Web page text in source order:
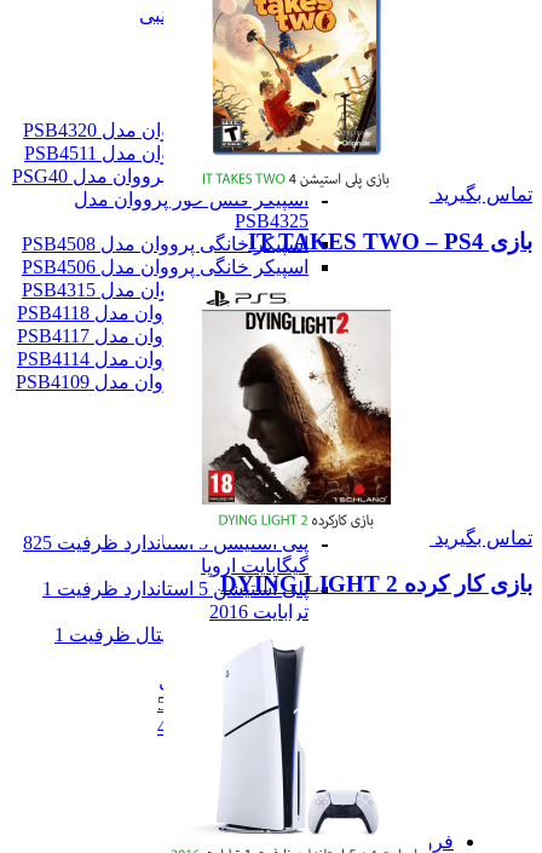
همه لوازم الکتریکی و جانبی
صوت و دیجیتال
صوت و دیجیتال
اسپیکر
اسپیکر
اسپیکر کوچک پرووان مدل PSB4320
اسپیکر کوچک پرووان مدل PSB4511
اسپیکر قابل حمل پرووان مدل PSG40
اسپیکر فلش خور پرووان مدل
PSB4325
اسپیکر خانگی پرووان مدل PSB4508
اسپیکر خانگی پرووان مدل PSB4506
اسپیکر خانگی پرووان مدل PSB4315
اسپیکر بلوتوثی پرووان مدل PSB4118
اسپیکر بلوتوثی پرووان مدل PSB4117
اسپیکر بلوتوثی پرووان مدل PSB4114
اسپیکر بلوتوثی پرووان مدل PSB4109
همه اسپیکر
هدست
هدست گیمینگ
هدفون و هندزفری
پلی استیشن
پلی استیشن
پلی استیشن 5 استاندارد ظرفیت 825
گیگابایت اروپا
پلی استیشن 5 استاندارد ظرفیت 1
ترابایت 2016
پلی استیشن 5 دیجیتال ظرفیت 1
ترابایت 2000
پلی استیشن پورتال
بازی پلی استیشن 5
بازی پلی استیشن 4
بازی کار کرده
همه پلی استیشن
همه صوت و دیجیتال
همه دسته ها
فروشگاه
تماس بگیرید
بازی IT TAKES TWO – PS4
تماس بگیرید
بازی کار کرده DYING LIGHT 2